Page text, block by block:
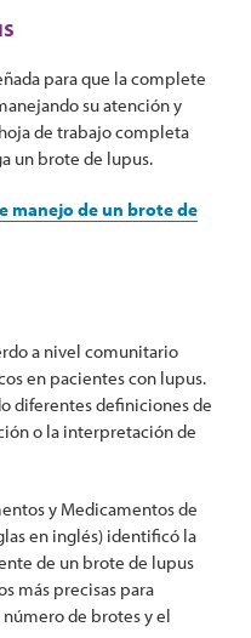
para que la complete
su atención y
de trabajo completa
un brote de lupus.
manejo de un brote de
a nivel comunitario
en pacientes con lupus.
diferentes definiciones de
o la interpretación de
y Medicamentos de
en inglés) identificó la
de un brote de lupus
más precisas para
de brotes y el